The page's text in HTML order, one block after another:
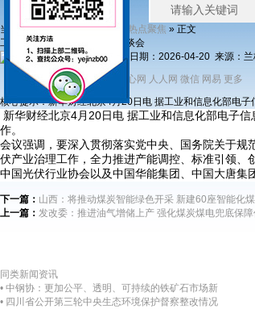
当前位置1:首页»新闻资讯 热点聚焦 » 正文
工信部等部门召开光伏行业座谈会
发布日期：2026-04-20 来源：
分享到： 新浪微博 QQ 开心网 人人网 微信 网易 更多
核心提示：新华财经北京4月20日电 据工业和信息化部电
新华财经北京4月20日电 据工业和信息化部电子
作。
会议强调，要深入贯彻落实党中央、国务院关于规
伏产业治理工作，全力推进产能调控、标准引领、
中国光伏行业协会以及中国华能集团、中国大唐集
下一篇： 山西：将推动煤炭智能绿色开采 新建60座智能化
上一篇： 发改委：推进油气增储上产 强化煤炭煤电兜底保障
同类新闻资讯
• 中钢协：更加公平、透明、可持续的铁矿石市场新
• 四川省公开第三轮中央生态环境保护督察整改情况